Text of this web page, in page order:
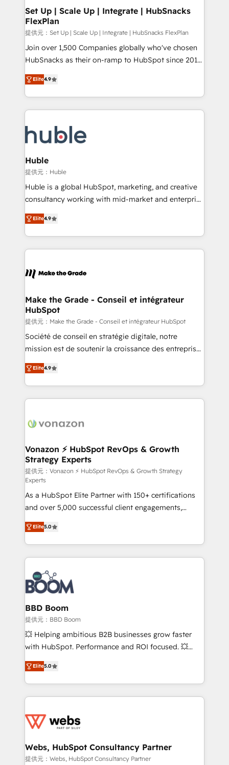
Award 🏆2020 Elite Solutions Partner 🏆2019
Integrations HubSpot Impact Award 🏆2019
Marketing Enablement HubSpot Impact Award 🏆
2018 Website Design HubSpot Impact Award 🏆2017
Website Design HubSpot Impact Award 🏆2016
Sales Enablement HubSpot Impact Award 🏆2015
Growth-Driven Design Agency of the Year 🏆2015
COS Design Award 🏆2013 HubSpot Marketplace
Provider of the Year 🏆2011 Became a HubSpot
Partner 📆Founded in 1997
Set Up | Scale Up | Integrate | HubSnacks
FlexPlan
提供元：Set Up | Scale Up | Integrate | HubSnacks FlexPlan
Join over 1,500 Companies globally who've chosen
HubSnacks as their on-ramp to HubSpot since 2014
Simple pay-as-you-go plans that accelerate value...
1️⃣ Set Up | Onboarding New or Check-fixing existing
HubSpot portals 2️⃣ Scale Up | 100% HubSpot Task
Execution... Global 24/7 ... All Experts 3️⃣ Integrate |
Slash months from your API Integration project... ⬅️
Click "Contact Business" ⬅️ to access 150+ Kickstart
Integration templates that put HubSpot in the center
of your tech stack, syncing... 🛍️ Shopify or
WooCommerce 💲 Stripe or Paypal 💰 Sage or
Netsuite 🤖 Google or Microsoft ✍️ DocuSign or
the rare Advanced "Custom Integrations"
Accreditation, securely sync data across... 🔄 any
new HubSpot portal with Advanced Website and
CRM Migrations using our in-house "HubScrub" Tool.
Elite4.9
Huble
提供元：Huble
Huble is a global HubSpot, marketing, and creative
consultancy working with mid-market and enterprise
businesses. We go beyond implementation, shaping
the strategy, processes, and teams that turn
HubSpot into a genuine growth engine. Named
HubSpot's Global Partner of the Year in 2024,
worldwide, and with over 15 years in the ecosystem,
One company, one operating model, delivering
across offices and consulting teams in the UK, USA,
Canada, Germany, France, Belgium, Singapore, and
South Africa. Certified compliant with ISO/IEC
27001:2022 and ISO 9001:2015 across all seven
Elite4.9
Make the Grade - Conseil et intégrateur
HubSpot
提供元：Make the Grade - Conseil et intégrateur HubSpot
Société de conseil en stratégie digitale, notre
mission est de soutenir la croissance des entreprises
B2B à travers l’acquisition de nouveaux clients,
l'intégration CRM et le développement des revenus
auprès de vos comptes existants. En France et à
l'international, nous travaillons avec des ETI
delà d’une simple transformation digitale et des
➤ L’intégration de CRM et de méthodologie RevOps
pour aligner les équipes marketing, commerciales et
support client (data migration, synchronisation API,
audit et maintenance) ➤ La création de sites internet
de conversion qui transforment les visiteurs en
opportunités d'affaires ➤ La mise en place de
stratégies d'acquisition marketing (SEO, SEA,
inbound, automatisation marketing, ABM, IA,
emailing) Informations clés : - 10 ans d'expérience -
100+ intégrations CRM HubSpot réussies - 40
experts conseil - 150 certifications HubSpot
cumulées
Elite4.9
Vonazon ⚡ HubSpot RevOps & Growth
Strategy Experts
提供元：Vonazon ⚡ HubSpot RevOps & Growth Strategy
Experts
As a HubSpot Elite Partner with 150+ certifications
and over 5,000 successful client engagements,
Vonazon turns marketing complexity into
measurable, scalable growth. From onboarding to
enterprise-grade campaigns, our in-house team
builds scalable strategies that drive long-term
revenue. ⚙️ HubSpot Integration & Optimization •
Seamless CRM, CMS, and automation setup •
Complex platform migrations and data cleanups •
Custom APIs and third-party integrations 📈 End-to-
End Revenue Acceleration • Lifecycle marketing and
pipeline growth programs • Sales enablement tools
and CRM optimization • Retention strategies with
Execution • 750+ onboardings and 2,000+
implementations • Deep expertise across marketing,
Elite5.0
BBD Boom
提供元：BBD Boom
💥 Helping ambitious B2B businesses grow faster
with HubSpot. Performance and ROI focused. 💥
BBD Boom is the HubSpot partner that can help you
to HubSpot Better. We work with your teams to
solve all your HubSpot challenges and improve user
adoption, sales process and marketing results.
the first time 🔧 Designing and optimising your
and build using HubSpot 🔌 Integrating HubSpot
with other systems 🎓 Training your teams to be
Elite5.0
Webs, HubSpot Consultancy Partner
提供元：Webs, HubSpot Consultancy Partner